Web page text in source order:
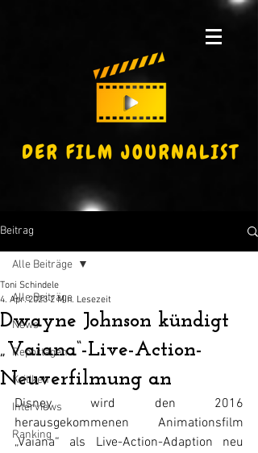
Beitrag
Alle Beiträge
News
Reportagen
Kritiken
Interviews
Ranking
Alle Beiträge
Dwayne Johnson kündigt
„Vaiana“-Live-Action-
Neuverfilmung an
Toni Schindele
4. Apr. 2023 2 Min. Lesezeit
Disney wird den 2016
herausgekommenen Animationsfilm
„Vaiana“ als Live-Action-Adaption neu